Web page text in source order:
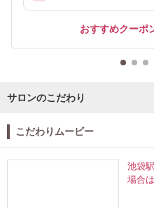
おすすめクーポ
サロンのこだわり
こだわりムービー
池袋
場合